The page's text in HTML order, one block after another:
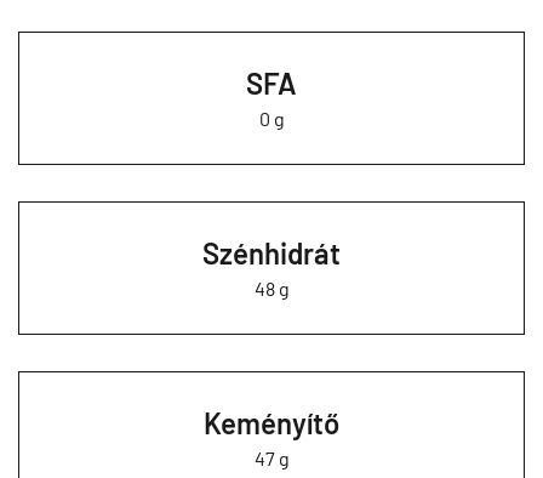
SFA
0 g
Szénhidrát
48 g
Keményítő
47 g